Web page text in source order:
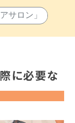
に必要な